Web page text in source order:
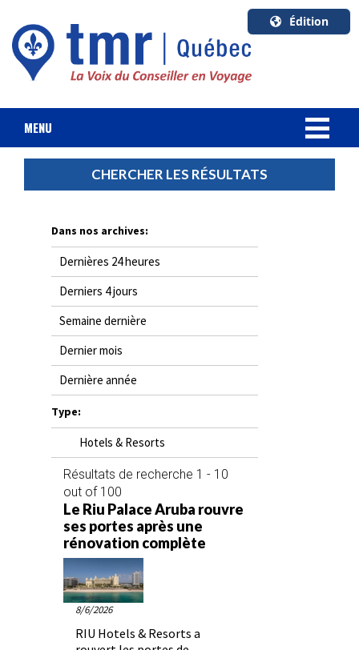
Édition
U.S.A.
English
Canada
Canada
Quebec
Français
MENU
CROISIÈRES
HOTELS & RESORTS
DESTINATIONS
AGENTS DE VOYAGE
FORMATION & RESSOURCES
CHERCHER LES RÉSULTATS
Dans nos archives:
Dernières 24 heures
Derniers 4 jours
Semaine dernière
Dernier mois
Dernière année
Type:
Hotels & Resorts
Résultats de recherche 1 - 10
out of 100
Le Riu Palace Aruba rouvre
ses portes après une
rénovation complète
8/6/2026
RIU Hotels & Resorts a